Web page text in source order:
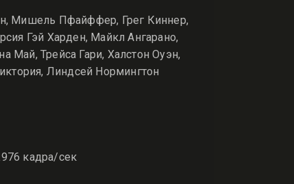
Мишель Пфайффер, Грег Киннер,
Гэй Харден, Майкл Ангарано,
Трейса Гари, Халстон Оуэн,
Линдсей Нормингтон
кадра/сек